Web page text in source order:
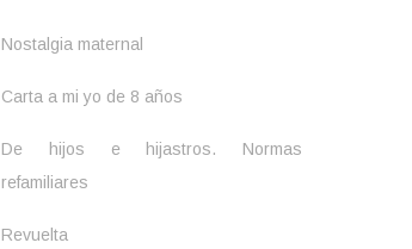
Nostalgia maternal
Carta a mi yo de 8 años
De hijos e hijastros. Normas
refamiliares
Revuelta